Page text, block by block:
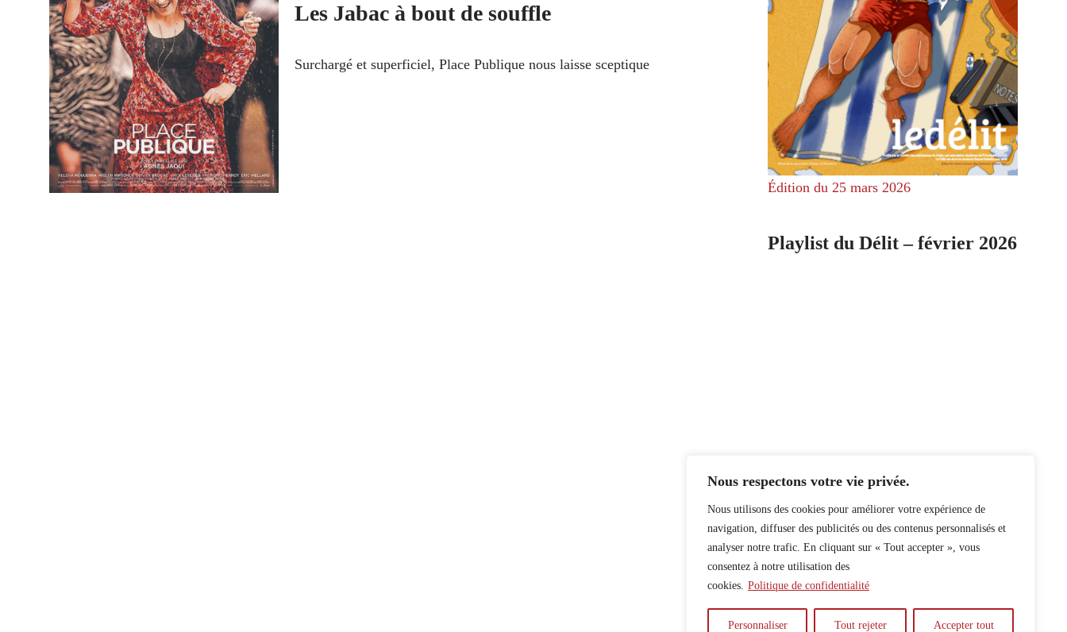
Nous respectons votre vie privée.
Nous utilisons des cookies pour améliorer votre expérience de
navigation, diffuser des publicités ou des contenus personnalisés et
analyser notre trafic. En cliquant sur « Tout accepter », vous
consentez à notre utilisation des
cookies. Politique de confidentialité
Personnaliser Tout rejeter Accepter tout
Les Jabac à bout de souffle
Surchargé et superficiel, Place Publique nous laisse sceptique
Édition du 25 mars 2026
Playlist du Délit – février 2026